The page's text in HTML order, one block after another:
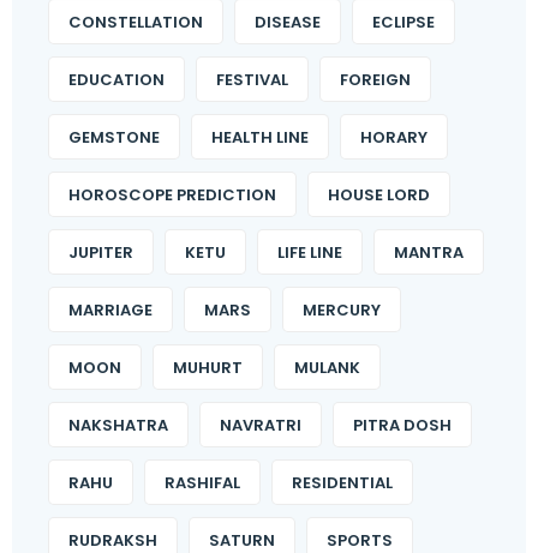
CONSTELLATION DISEASE ECLIPSE
EDUCATION FESTIVAL FOREIGN
GEMSTONE HEALTH LINE HORARY
HOROSCOPE PREDICTION HOUSE LORD
JUPITER KETU LIFE LINE MANTRA
MARRIAGE MARS MERCURY
MOON MUHURT MULANK
NAKSHATRA NAVRATRI PITRA DOSH
RAHU RASHIFAL RESIDENTIAL
RUDRAKSH SATURN SPORTS